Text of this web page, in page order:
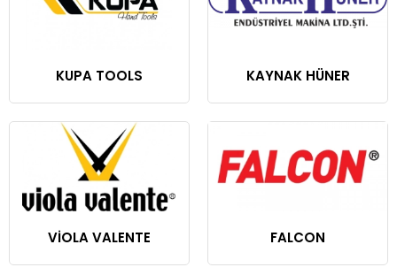
KUPA TOOLS KAYNAK HÜNER
VİOLA VALENTE FALCON